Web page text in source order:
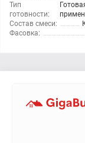
Тип
готовности:
Состав смеси:
Фасовка: